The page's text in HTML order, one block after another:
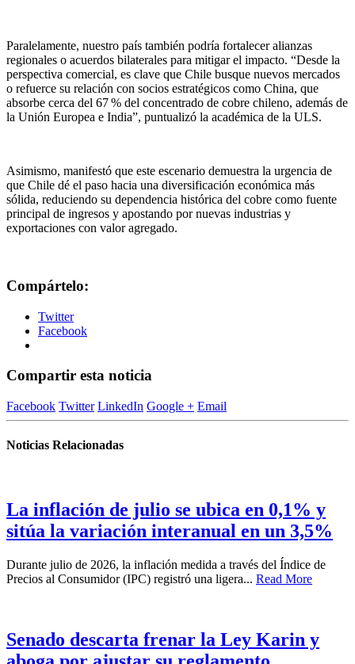
Paralelamente, nuestro país también podría fortalecer alianzas
regionales o acuerdos bilaterales para mitigar el impacto. “Desde la
perspectiva comercial, es clave que Chile busque nuevos mercados
o refuerce su relación con socios estratégicos como China, que
absorbe cerca del 67 % del concentrado de cobre chileno, además de
la Unión Europea e India”, puntualizó la académica de la ULS.
Asimismo, manifestó que este escenario demuestra la urgencia de
que Chile dé el paso hacia una diversificación económica más
sólida, reduciendo su dependencia histórica del cobre como fuente
principal de ingresos y apostando por nuevas industrias y
exportaciones con valor agregado.
Compártelo:
Twitter
Facebook
Compartir esta noticia
Facebook Twitter LinkedIn Google + Email
Noticias Relacionadas
La inflación de julio se ubica en 0,1% y
sitúa la variación interanual en un 3,5%
Durante julio de 2026, la inflación medida a través del Índice de
Precios al Consumidor (IPC) registró una ligera... Read More
Senado descarta frenar la Ley Karin y